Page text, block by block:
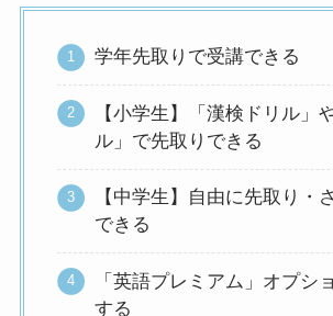
学年先取りで受講できる
【小学生】「漢検ドリル」
ル」で先取りできる
【中学生】自由に先取り・
できる
「英語プレミアム」オプシ
する